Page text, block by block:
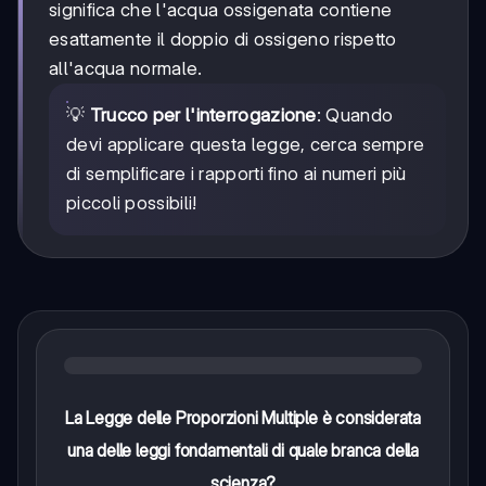
significa che l'acqua ossigenata contiene
esattamente il doppio di ossigeno rispetto
all'acqua normale.
💡 Trucco per l'interrogazione: Quando
devi applicare questa legge, cerca sempre
di semplificare i rapporti fino ai numeri più
piccoli possibili!
La Legge delle Proporzioni Multiple è considerata
una delle leggi fondamentali di quale branca della